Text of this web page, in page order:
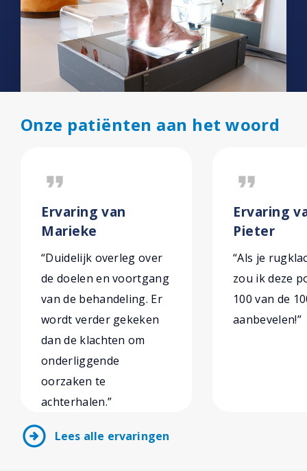
Onze patiënten aan het woord
format_quote
Ervaring van
Marieke
“Duidelijk overleg over
de doelen en voortgang
van de behandeling. Er
wordt verder gekeken
dan de klachten om
onderliggende
oorzaken te
achterhalen.”
format_quote
Ervaring
Pieter
“Als je
zou ik deze
100 van de
aanbevelen!”
arrow_circle_right Lees alle ervaringen